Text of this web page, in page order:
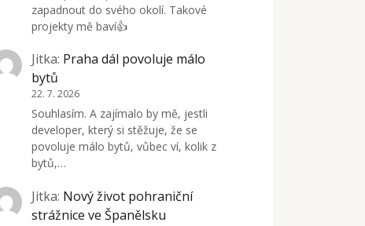
zapadnout do svého okolí. Takové
projekty mě baví👍
Jitka: Praha dál povoluje málo
bytů
22. 7. 2026
Souhlasím. A zajímalo by mě, jestli
developer, který si stěžuje, že se
povoluje málo bytů, vůbec ví, kolik z
bytů,…
Jitka: Nový život pohraniční
strážnice ve Španělsku